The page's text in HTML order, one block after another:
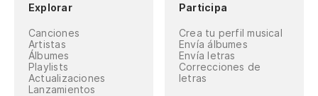
Explorar
Canciones
Artistas
Álbumes
Playlists
Actualizaciones
Lanzamientos
Participa
Crea tu perfil musical
Envía álbumes
Envía letras
Correcciones de
letras